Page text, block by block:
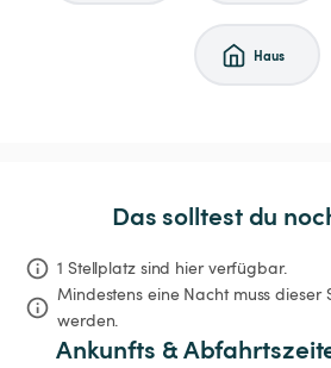
Haus
Das solltest du
1 Stellplatz sind hier verfügbar.
Mindestens eine Nacht muss dieser
werden.
Ankunfts &